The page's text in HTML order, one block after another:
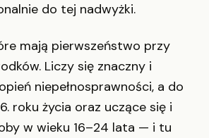
do tej nadwyżki.
mają pierwszeństwo przy
Liczy się znaczny i
niepełnosprawności, a do
roku życia oraz uczące się i
w wieku 16–24 lata — i tu